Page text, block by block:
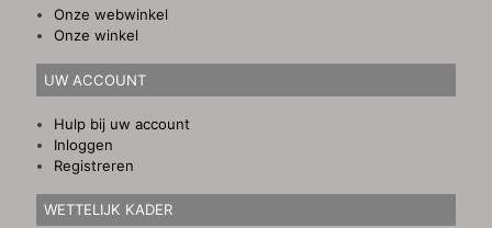
Onze webwinkel
Onze winkel
UW ACCOUNT
Hulp bij uw account
Inloggen
Registreren
WETTELIJK KADER